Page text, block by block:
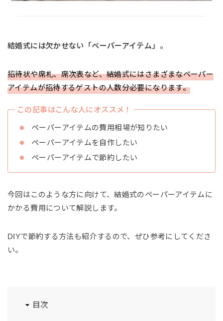
結婚式には欠かせない「ペーパーアイテム」。
招待状や席札、席次表など、結婚式にはさまざまなペーパー
アイテムが招待するゲストの人数分必要になります。
この記事はこんな人にオススメ！
ペーパーアイテムの費用相場が知りたい
ペーパーアイテムを自作したい
ペーパーアイテムで節約したい
今回はこのような方に向けて、結婚式のペーパーアイテムに
かかる費用について解説します。
DIYで節約する方法も紹介するので、ぜひ参考にしてくださ
い。
目次